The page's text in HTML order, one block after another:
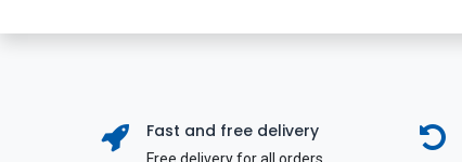
Fast and free delivery